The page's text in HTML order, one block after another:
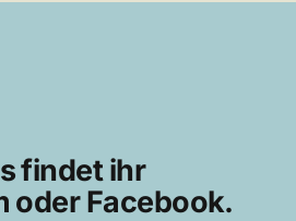
findet ihr
oderFacebook.